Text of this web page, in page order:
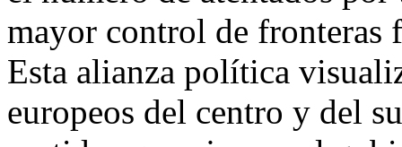
mayor control de fronteras
Esta alianza política
europeos del centro y del